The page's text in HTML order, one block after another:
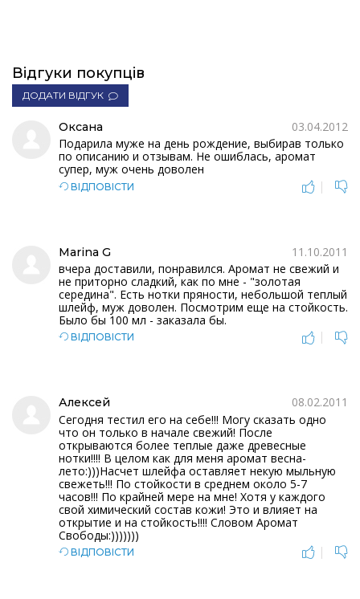
Відгуки покупців
ДОДАТИ ВІДГУК
Оксана
03.04.2012
Подарила муже на день рождение, выбирав только
по описанию и отзывам. Не ошиблась, аромат
супер, муж очень доволен
ВІДПОВІСТИ |
Marina G
11.10.2011
вчера доставили, понравился. Аромат не свежий и
не приторно сладкий, как по мне - "золотая
середина". Есть нотки пряности, небольшой теплый
шлейф, муж доволен. Посмотрим еще на стойкость.
Было бы 100 мл - заказала бы.
ВІДПОВІСТИ |
Алексей
08.02.2011
Сегодня тестил его на себе!!! Могу сказать одно
что он только в начале свежий! После
открываются более теплые даже древесные
нотки!!!! В целом как для меня аромат весна-
лето:)))Насчет шлейфа оставляет некую мыльную
свежеть!!! По стойкости в среднем около 5-7
часов!!! По крайней мере на мне! Хотя у каждого
свой химический состав кожи! Это и влияет на
открытие и на стойкость!!!! Словом Аромат
Свободы:)))))))
ВІДПОВІСТИ |